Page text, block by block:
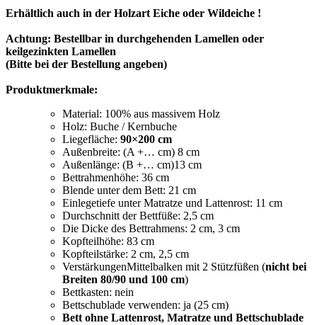
Erhältlich auch in der Holzart Eiche oder Wildeiche !
Achtung: Bestellbar in durchgehenden Lamellen oder
keilgezinkten Lamellen
(Bitte bei der Bestellung angeben)
Produktmerkmale:
Material: 100% aus massivem Holz
Holz: Buche / Kernbuche
Liegefläche: 90×200 cm
Außenbreite: (A +… cm) 8 cm
Außenlänge: (B +… cm)13 cm
Bettrahmenhöhe: 36 cm
Blende unter dem Bett: 21 cm
Einlegetiefe unter Matratze und Lattenrost: 11 cm
Durchschnitt der Bettfüße: 2,5 cm
Die Dicke des Bettrahmens: 2 cm, 3 cm
Kopfteilhöhe: 83 cm
Kopfteilstärke: 2 cm, 2,5 cm
VerstärkungenMittelbalken mit 2 Stützfüßen (nicht bei
Breiten 80/90 und 100 cm)
Bettkasten: nein
Bettschublade verwenden: ja (25 cm)
Bett ohne Lattenrost, Matratze und Bettschublade